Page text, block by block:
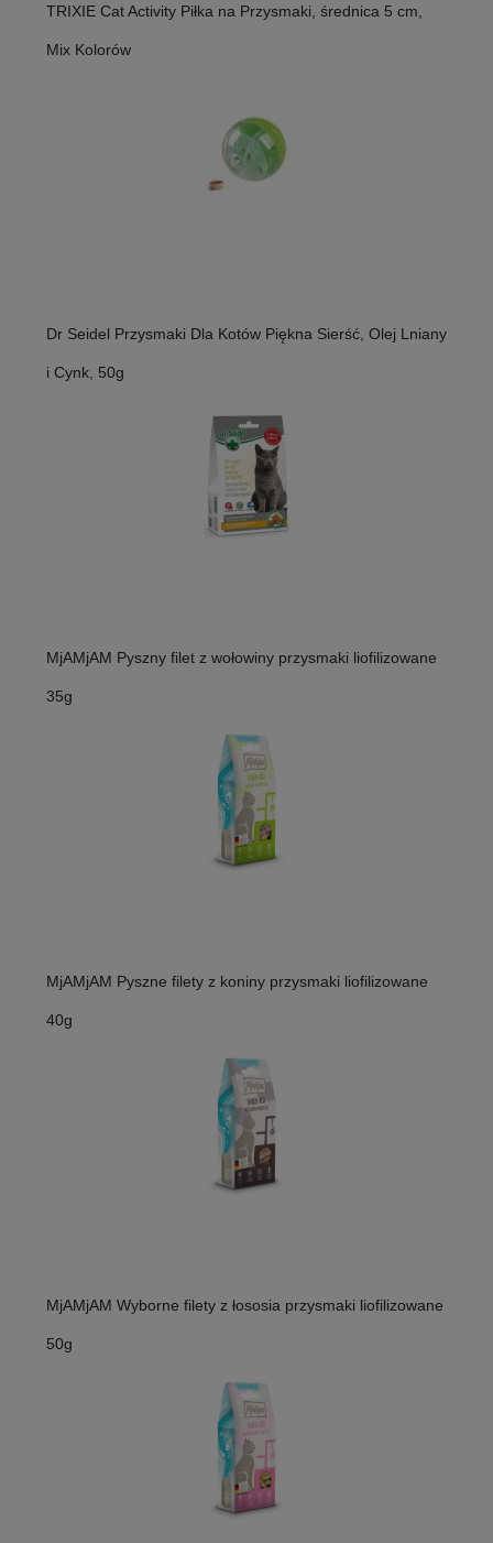
TRIXIE Cat Activity Piłka na Przysmaki, średnica 5 cm,
Mix Kolorów
Dr Seidel Przysmaki Dla Kotów Piękna Sierść, Olej Lniany
i Cynk, 50g
MjAMjAM Pyszny filet z wołowiny przysmaki liofilizowane
35g
MjAMjAM Pyszne filety z koniny przysmaki liofilizowane
40g
MjAMjAM Wyborne filety z łososia przysmaki liofilizowane
50g